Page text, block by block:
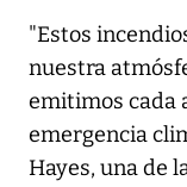
"Estos
nuestra
emitimos cada
emergencia
Hayes, una de